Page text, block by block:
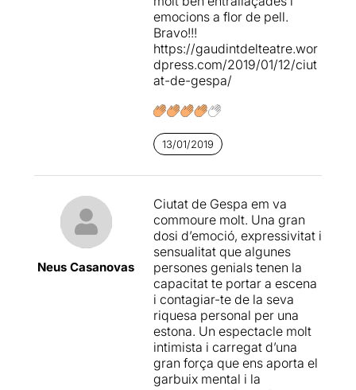
Lorca coneixia la poesia de
Whitman abans d’arribar a
Nova York i li va dedicar un
poema en el seu llibre
“Poeta a Nova York”, aquesta
“Oda a Walt Whitman” ....
podeu veure-la clicant en
aquestENLLAÇ
Oda queha donat peu a
especialment amb el vincle
de l'homosexualitat.
CIUTAT DE GESPA ha estat
creada perJoan Vázquez
amb el compositor i pianista
Gerard Alonso, la
direcció és deVíctor Álvaro
i
la coreografia deBealia Gue
rra.
emocions a flor de pell.
Bravo!!!
https://gaudintdelteatre.wor
dpress.com/2019/01/12/ciut
at-de-gespa/
13/01/2019
Neus Casanovas
Ciutat de Gespa em va
commoure molt. Una gran
dosi d’emoció, expressivitat i
sensualitat que algunes
persones genials tenen la
capacitat te portar a escena
i contagiar-te de la seva
riquesa personal per una
estona. Un espectacle molt
intimista i carregat d’una
gran força que ens aporta el
garbuix mental i la